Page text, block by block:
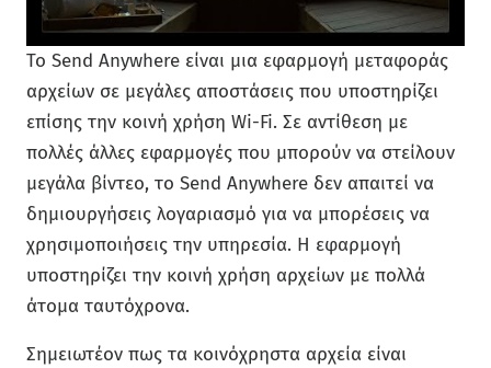
Το Send Anywhere είναι μια εφαρμογή μεταφοράς
αρχείων σε μεγάλες αποστάσεις που υποστηρίζει
επίσης την κοινή χρήση Wi-Fi. Σε αντίθεση με
πολλές άλλες εφαρμογές που μπορούν να στείλουν
μεγάλα βίντεο, το Send Anywhere δεν απαιτεί να
δημιουργήσεις λογαριασμό για να μπορέσεις να
χρησιμοποιήσεις την υπηρεσία. Η εφαρμογή
υποστηρίζει την κοινή χρήση αρχείων με πολλά
άτομα ταυτόχρονα.
Σημειωτέον πως τα κοινόχρηστα αρχεία είναι